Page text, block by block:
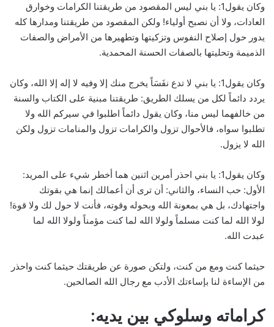
وكان يقول1: يا بني ليس المقصود من طريقتنا الكرامات وخوارق
العادات، ولا أن نصبح أولياء! ولكن المقصود من طريقتنا ومدارها كله
يدور حول إصلاح النفوس وتزكيتها وتطهيرها من الأمراض والصفات
الذميمة وتحليتها بالصفات الحسنة المحمدية.
وكان يقول1: يا بني لا تدع نفَسَاً يخرج منك إلا وفيه لا إله إلا الله، وكان
يردد دائماً لكل من يسلك الطريق: طريقتنا مبنية على الكتاب والسنة
من خالفهما ليس منا، وكان يقول دائماً اطلبوا في سيركم الله ولا
تطلبوا سواه، فالأحوال تزول والكرامات تزول والمنامات تزول ولكن
الله لا يزول.
وكان يقول1: يا بني احذر أمرين اثنين هما أخطر شيء على المريد:
الأول: حب النساء، والثاني: أن ترى أن أعمالك إنما هي بقوتك
واجتهادك، بل هي بمعونة الله وبحوله وقوته، فأنت لا حول لك ولا قوة!
لولا الله لما كنت مسلماً ولولا الله لما كنت مؤمناً ولولا الله لما
عبدت الله.
حيثما كنت ومع من كنت، ولتكن صورة عن طريقتك حيثما كنت واحذر
من الإساءة لنا بإساءتك الأدب مع رجال الله الصالحين.
كراماته وسلوكي بين يديه: